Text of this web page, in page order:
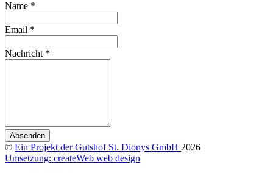
Name *
Email *
Nachricht *
Absenden
© Ein Projekt der Gutshof St. Dionys GmbH 2026
Umsetzung: createWeb web design